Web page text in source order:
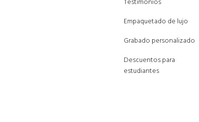
Empaquetado de lujo
Grabado personalizado
Descuentos para
estudiantes